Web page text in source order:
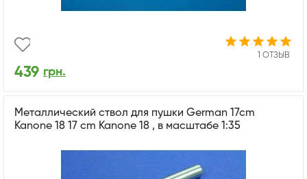
1 ОТЗЫВ
439 грн.
Металлический ствол для пушки German 17cm
Kanone 18 17 cm Kanone 18 , в масштабе 1:35